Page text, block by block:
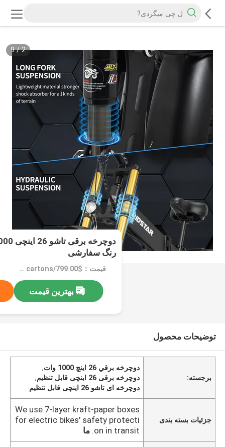
2
/
9
رنگ سفارشی
قیمت：$799.00/cartons 1-49 cartons
بهترین قیمت
توضیحات محصول
برجسته:
دوچرخه برقي 26 اينچ 1000 وات
,
دوچرخه برقی 26 اینچی قابل تنظیم
,
دوچرخه ای تاشو 26 اینچی قابل تنظیم
جزئیات بسته بندی
We use 7-layer kraft-paper boxes
for electric bikes' safety protecti
on in transit. ما